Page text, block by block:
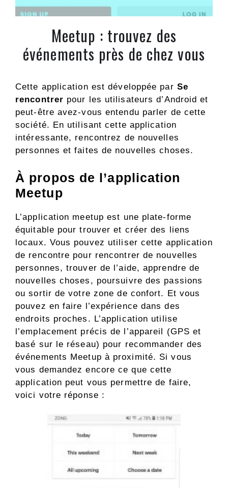
Meetup : trouvez des
événements près de chez vous
Cette application est développée par Se
rencontrer pour les utilisateurs d’Android et
peut-être avez-vous entendu parler de cette
société. En utilisant cette application
intéressante, rencontrez de nouvelles
personnes et faites de nouvelles choses.
À propos de l’application
Meetup
L’application meetup est une plate-forme
équitable pour trouver et créer des liens
locaux. Vous pouvez utiliser cette application
de rencontre pour rencontrer de nouvelles
personnes, trouver de l’aide, apprendre de
nouvelles choses, poursuivre des passions
ou sortir de votre zone de confort. Et vous
pouvez en faire l’expérience dans des
endroits proches. L’application utilise
l’emplacement précis de l’appareil (GPS et
basé sur le réseau) pour recommander des
événements Meetup à proximité. Si vous
vous demandez encore ce que cette
application peut vous permettre de faire,
voici votre réponse :